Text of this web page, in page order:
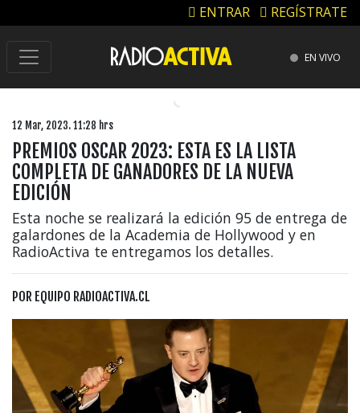
ENTRAR REGÍSTRATE
EN VIVO
12 Mar, 2023. 11:28 hrs
PREMIOS OSCAR 2023: ESTA ES LA LISTA
COMPLETA DE GANADORES DE LA NUEVA
EDICIÓN
Esta noche se realizará la edición 95 de entrega de
galardones de la Academia de Hollywood y en
RadioActiva te entregamos los detalles.
POR EQUIPO RADIOACTIVA.CL